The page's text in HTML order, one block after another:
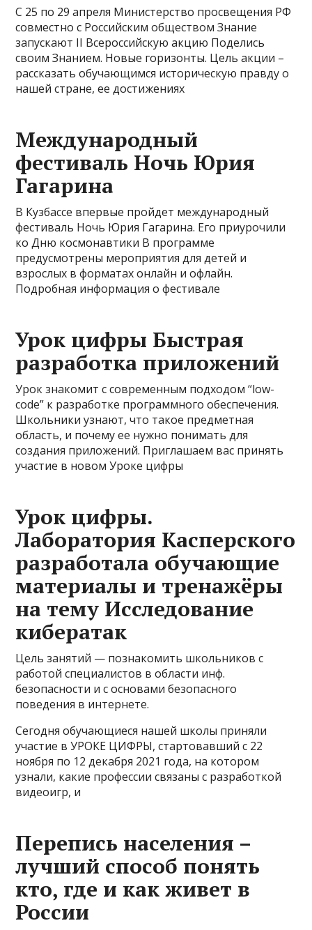
С 25 по 29 апреля Министерство просвещения РФ
совместно с Российским обществом Знание
запускают II Всероссийскую акцию Поделись
своим Знанием. Новые горизонты. Цель акции –
рассказать обучающимся историческую правду о
нашей стране, ее достижениях
Международный
фестиваль Ночь Юрия
Гагарина
В Кузбассе впервые пройдет международный
фестиваль Ночь Юрия Гагарина. Его приурочили
ко Дню космонавтики В программе
предусмотрены мероприятия для детей и
взрослых в форматах онлайн и офлайн.
Подробная информация о фестивале
Урок цифры Быстрая
разработка приложений
Урок знакомит с современным подходом “low-
code” к разработке программного обеспечения.
Школьники узнают, что такое предметная
область, и почему ее нужно понимать для
создания приложений. Приглашаем вас принять
участие в новом Уроке цифры
Урок цифры.
Лаборатория Касперского
разработала обучающие
материалы и тренажёры
на тему Исследование
кибератак
Цель занятий — познакомить школьников с
работой специалистов в области инф.
безопасности и с основами безопасного
поведения в интернете.
Сегодня обучающиеся нашей школы приняли
участие в УРОКЕ ЦИФРЫ, стартовавший с 22
ноября по 12 декабря 2021 года, на котором
узнали, какие профессии связаны с разработкой
видеоигр, и
Перепись населения –
лучший способ понять
кто, где и как живет в
России